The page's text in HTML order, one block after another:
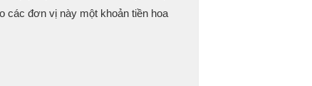
các đơn vị này một khoản tiền hoa